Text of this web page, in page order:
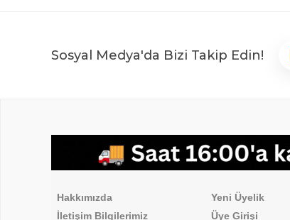
Sosyal Medya'da Bizi Takip Edin!
Hakkımızda
Hakkımızda Yeni Üyelik
İletişim Bilgilerimiz
Üye Girişi